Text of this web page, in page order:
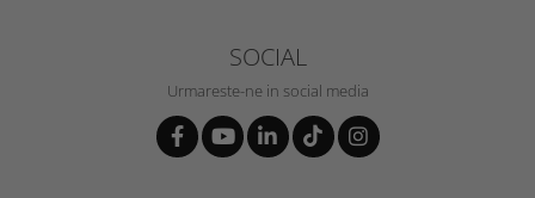
SOCIAL
Urmareste-ne in social media